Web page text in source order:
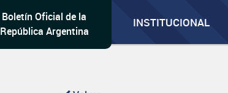
Boletín Oficial de la
República Argentina
INSTITUCIONAL